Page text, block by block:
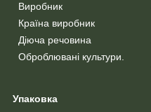
Виробник
Країна виробник
Діюча речовина
Оброблювані культури.
Упаковка